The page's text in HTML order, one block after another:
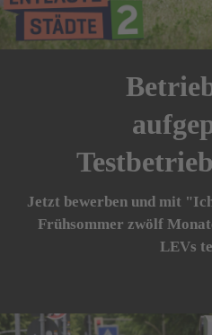
Jetzt bewerben und mit
Frühsommer zwölf
LEVs